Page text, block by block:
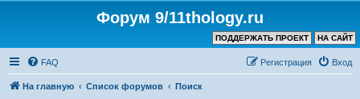
Форум 9/11thology.ru
НА САЙТ
ПОДДЕРЖАТЬ ПРОЕКТ
FAQ Вход
Регистрация
На главную Список форумов Поиск